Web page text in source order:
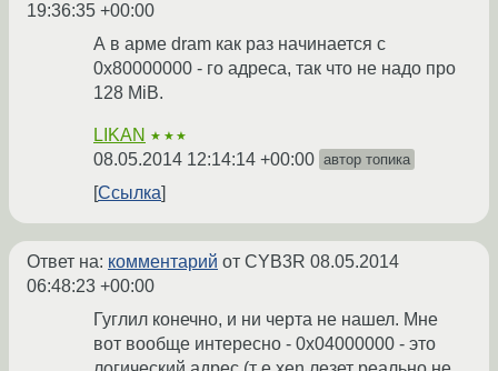
19:36:35 +00:00
А в арме dram как раз начинается с
0x80000000 - го адреса, так что не надо про
128 MiB.
LIKAN ★★★
08.05.2014 12:14:14 +00:00 автор топика
Ссылка
Ответ на: комментарий от CYB3R 08.05.2014
06:48:23 +00:00
Гуглил конечно, и ни черта не нашел. Мне
вот вообще интересно - 0x04000000 - это